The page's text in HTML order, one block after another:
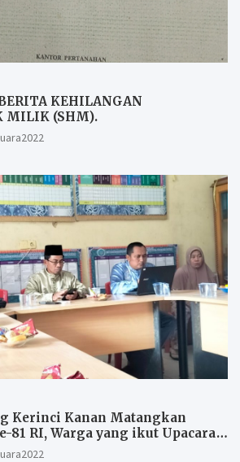
KEHILANGAN
MILIK (SHM).
Kerinci Kanan Matangkan
81 RI, Warga yang ikut Upacara
Hadiah